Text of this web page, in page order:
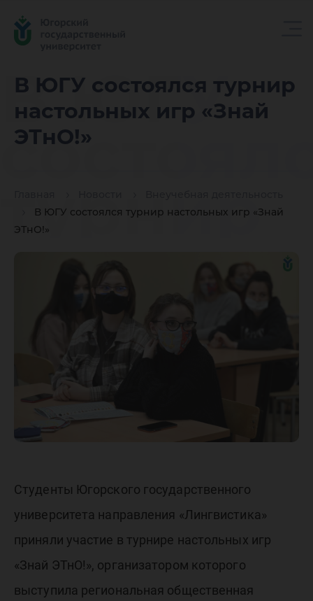
В ЮГУ состоялся турнир
настольных игр «Знай
ЭТнО!»
В ЮГУ состоялся турнир настольных игр «Знай
ЭТнО!»
В ЮГУ
турнир
игр
ЭТнО!»
Студенты Югорского государственного
университета направления «Лингвистика»
приняли участие в турнире настольных игр
«Знай ЭТнО!», организатором которого
выступила региональная общественная